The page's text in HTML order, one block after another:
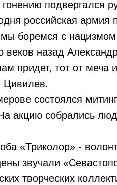
подвергался
российская армия
боремся с нацизмом
назад
придет, тот от меча
Цивилев.
состоялся
акцию собрались
«Триколор» -
звучали
творческих